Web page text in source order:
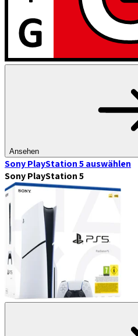
Ansehen
Sony PlayStation 5auswählen
Sony PlayStation 5